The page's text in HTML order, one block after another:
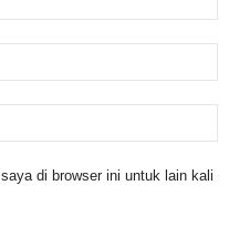
di browser ini untuk lain kali